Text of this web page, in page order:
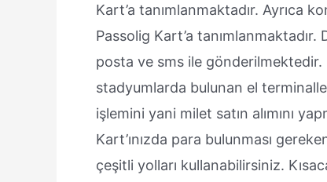
Kart’a tanımlanmaktadır. Ayrıca
Passolig Kart’a
posta ve sms ile gönderilmektedir.
stadyumlarda bulunan el
işlemini yani milet satın alımını
Kart’ınızda para bulunması
çeşitli yolları kullanabilirsiniz.